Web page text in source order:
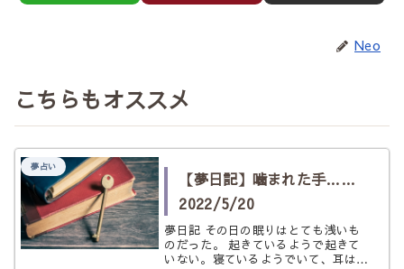
Neo
こちらもオススメ
夢占い
【夢日記】噛まれた手……
2022/5/20
夢日記 その日の眠りはとても浅いも
のだった。 起きているようで起きて
いない。寝ているようでいて、耳は周